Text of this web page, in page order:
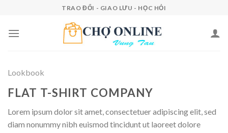
content
TRAO ĐỔI - GIAO LƯU - HỌC HỎI
Lookbook
FLAT T-SHIRT COMPANY
Lorem ipsum dolor sit amet, consectetuer adipiscing elit, sed
diam nonummy nibh euismod tincidunt ut laoreet dolore